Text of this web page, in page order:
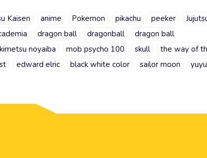
Kaisen anime Pokemon pikachu peeker
dragon ball dragonball
dragon ball
kimetsu noyaiba mob psycho 100 skull
the way of
edward elric black white color sailor moon
yuyu